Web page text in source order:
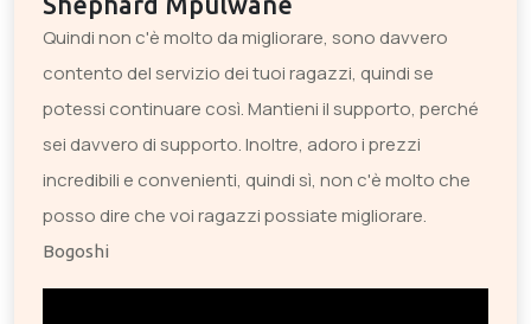
Quindi non c'è molto da migliorare, sono davvero
contento del servizio dei tuoi ragazzi, quindi se
potessi continuare così. Mantieni il supporto, perché
sei davvero di supporto. Inoltre, adoro i prezzi
incredibili e convenienti, quindi sì, non c'è molto che
posso dire che voi ragazzi possiate migliorare.
Bogoshi